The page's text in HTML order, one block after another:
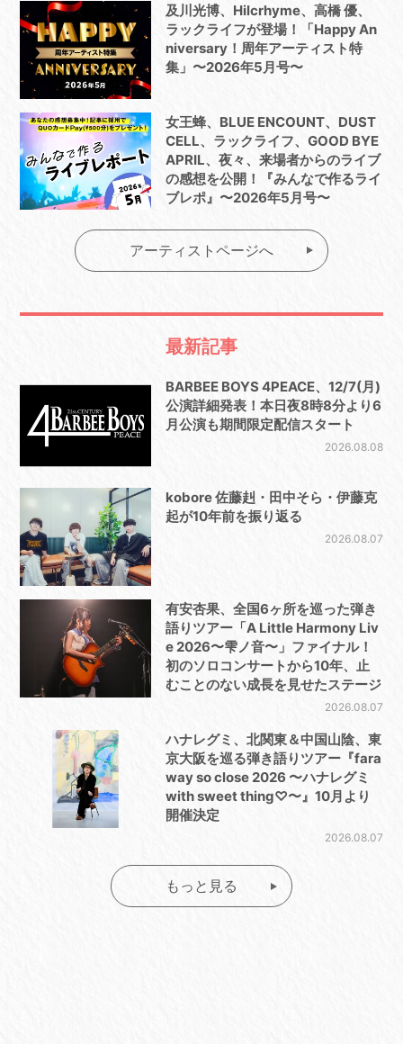
及川光博、Hilcrhyme、高橋 優、
ラックライフが登場！「Happy An
niversary！周年アーティスト特
集」〜2026年5月号〜
女王蜂、BLUE ENCOUNT、DUST
CELL、ラックライフ、GOOD BYE
APRIL、夜々、来場者からのライブ
の感想を公開！『みんなで作るライ
ブレポ』〜2026年5月号〜
アーティストページへ
最新記事
BARBEE BOYS 4PEACE、12/7(月)
公演詳細発表！本日夜8時8分より6
月公演も期間限定配信スタート
2026.08.08
kobore 佐藤赳・田中そら・伊藤克
起が10年前を振り返る
2026.08.07
有安杏果、全国6ヶ所を巡った弾き
語りツアー「A Little Harmony Liv
e 2026〜雫ノ音〜」ファイナル！
初のソロコンサートから10年、止
むことのない成長を見せたステージ
2026.08.07
ハナレグミ、北関東＆中国山陰、東
京大阪を巡る弾き語りツアー『fara
way so close 2026 〜ハナレグミ
with sweet thing♡〜』10月より
開催決定
2026.08.07
もっと見る